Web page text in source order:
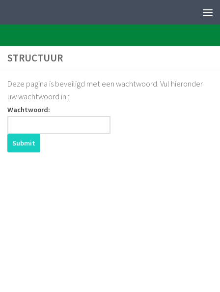
PERFEQTOS
STRUCTUUR
Deze pagina is beveiligd met een wachtwoord. Vul hieronder
uw wachtwoord in :
Wachtwoord: